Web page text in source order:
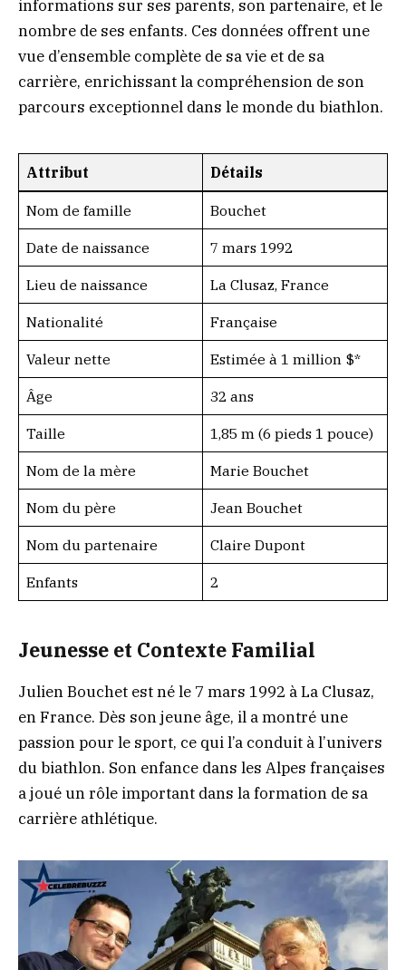
informations sur ses parents, son partenaire, et le
nombre de ses enfants. Ces données offrent une
vue d’ensemble complète de sa vie et de sa
carrière, enrichissant la compréhension de son
parcours exceptionnel dans le monde du biathlon.
Attribut Détails
Nom de famille Bouchet
Date de naissance 7 mars 1992
Lieu de naissance La Clusaz, France
Nationalité Française
Valeur nette Estimée à 1 million $*
Âge 32 ans
Taille 1,85 m (6 pieds 1 pouce)
Nom de la mère Marie Bouchet
Nom du père Jean Bouchet
Nom du partenaire Claire Dupont
Enfants 2
Jeunesse et Contexte Familial
Julien Bouchet est né le 7 mars 1992 à La Clusaz,
en France. Dès son jeune âge, il a montré une
passion pour le sport, ce qui l’a conduit à l’univers
du biathlon. Son enfance dans les Alpes françaises
a joué un rôle important dans la formation de sa
carrière athlétique.